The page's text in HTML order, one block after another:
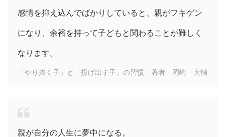
感情を抑え込んでばかりしていると、親がフキゲン
になり、余裕を持って子どもと関わることが難しく
なります。
「やり抜く子」と「投げ出す子」の習慣 著者 岡崎 大輔
親が自分の人生に夢中になる。